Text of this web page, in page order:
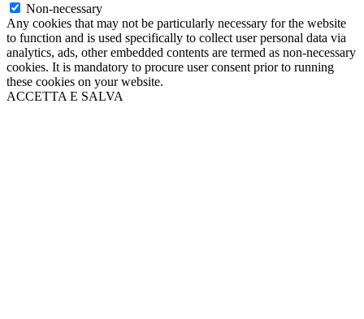
Non-necessary
Any cookies that may not be particularly necessary for the website
to function and is used specifically to collect user personal data via
analytics, ads, other embedded contents are termed as non-necessary
cookies. It is mandatory to procure user consent prior to running
these cookies on your website.
ACCETTA E SALVA